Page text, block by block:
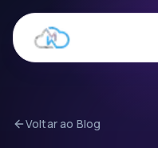
Voltar ao Blog